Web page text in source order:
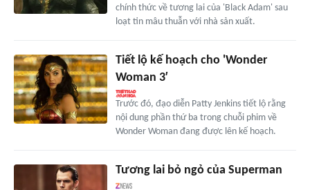
chính thức về tương lai của 'Black Adam' sau
loạt tin mâu thuẫn với nhà sản xuất.
Tiết lộ kế hoạch cho 'Wonder
Woman 3′
Trước đó, đạo diễn Patty Jenkins tiết lộ rằng
nội dung phần thứ ba trong chuỗi phim về
Wonder Woman đang được lên kế hoạch.
Tương lai bỏ ngỏ của Superman